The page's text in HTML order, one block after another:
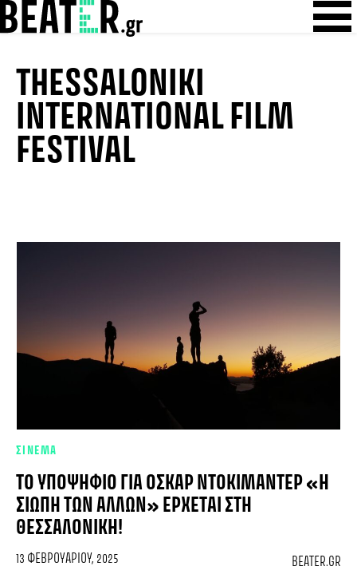
Skip to content
Skip
to
THESSALONIKI
INTERNATIONAL FILM
FESTIVAL
ΣΙΝΕΜΑ
ΤΟ ΥΠΟΨΉΦΙΟ ΓΙΑ ΌΣΚΑΡ ΝΤΟΚΙΜΑΝΤΈΡ «Η
ΣΙΩΠΉ ΤΩΝ ΆΛΛΩΝ» ΈΡΧΕΤΑΙ ΣΤΗ
ΘΕΣΣΑΛΟΝΊΚΗ!
13 ΦΕΒΡΟΥΑΡΊΟΥ, 2025 BEATER.GR